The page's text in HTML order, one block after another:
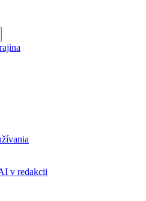
v redakcii